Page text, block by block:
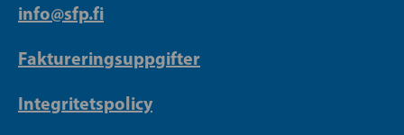
info@sfp.fi
Faktureringsuppgifter
Integritetspolicy